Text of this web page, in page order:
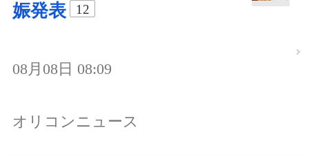
娠発表
12
08月08日 08:09
オリコンニュース